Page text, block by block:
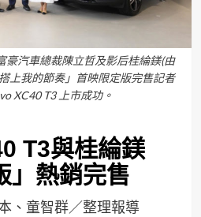
豪汽車總裁陳立哲及影后桂綸鎂(由
上我的節奏」首映限定版完售記者
XC40 T3 上市成功。
T3與桂綸鎂
」熱銷完售
、童智群／整理報導